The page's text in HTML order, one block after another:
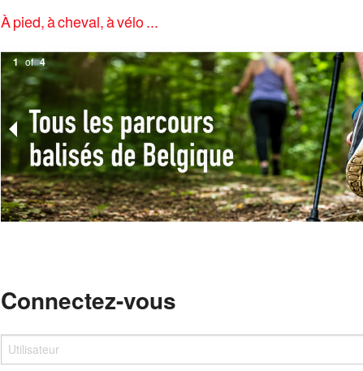
À pied, à cheval, à vélo ...
1 of 4
Connectez-vous